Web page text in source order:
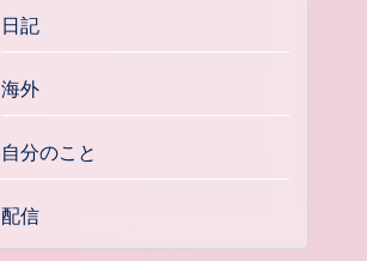
日記
海外
自分のこと
配信